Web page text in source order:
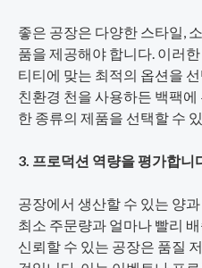
좋은 공장은 다양한 스타일,
품을 제공해야 합니다. 이러
티티에 맞는 최적의 옵션을
친환경 천을 사용하든 백팩
한 종류의 제품을 선택할 수
3. 프로덕션 역량을 평가합니
공장에서 생산할 수 있는 양
최소 주문량과 얼마나 빨리
신뢰할 수 있는 공장은 품질